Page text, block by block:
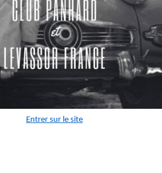
Entrer sur le site